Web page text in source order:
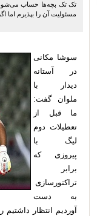
تک تک بچه‌ها حساب
مسئولیت آن را بپذیرم اما
سوشا مکانی
در آستانه
دیدار با
ملوان گفت:
ما قبل از
تعطیلات دوم
لیگ با
پیروزی که
برابر
تراکتورسازی
به دست
آوردیم انتظار داشتیم